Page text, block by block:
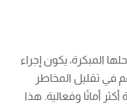
المبكرة، يكون إجراء
في تقليل المخاطر
أمانًا وفعالية. هذا